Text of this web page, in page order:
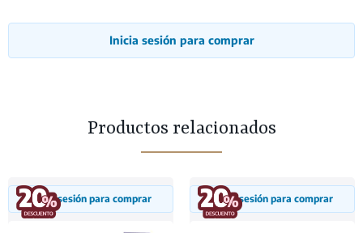
Inicia sesión para comprar
Productos relacionados
Inicia sesión para comprar Inicia sesión para comprar